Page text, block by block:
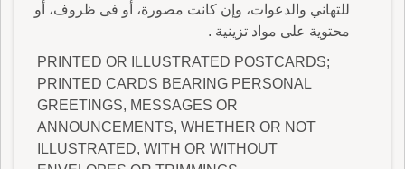
للتهاني والدعوات، وإن كانت مصورة، أو فى ظروف، أو
محتوية على مواد تزينية .
PRINTED OR ILLUSTRATED POSTCARDS;
PRINTED CARDS BEARING PERSONAL
GREETINGS, MESSAGES OR
ANNOUNCEMENTS, WHETHER OR NOT
ILLUSTRATED, WITH OR WITHOUT